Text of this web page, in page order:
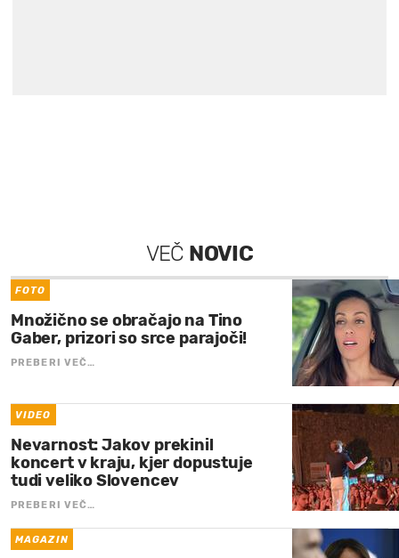
VEČ NOVIC
FOTO
Množično se obračajo na Tino
Gaber, prizori so srce parajoči!
PREBERI VEČ…
VIDEO
Nevarnost: Jakov prekinil
koncert v kraju, kjer dopustuje
tudi veliko Slovencev
PREBERI VEČ…
MAGAZIN